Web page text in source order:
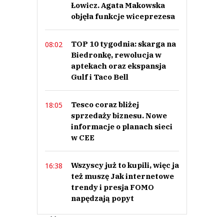
Łowicz. Agata Makowska
objęła funkcje wiceprezesa
08:02
TOP 10 tygodnia: skarga na
Biedronkę, rewolucja w
aptekach oraz ekspansja
Gulf i Taco Bell
18:05
Tesco coraz bliżej
sprzedaży biznesu. Nowe
informacje o planach sieci
w CEE
16:38
Wszyscy już to kupili, więc ja
też muszę Jak internetowe
trendy i presja FOMO
napędzają popyt